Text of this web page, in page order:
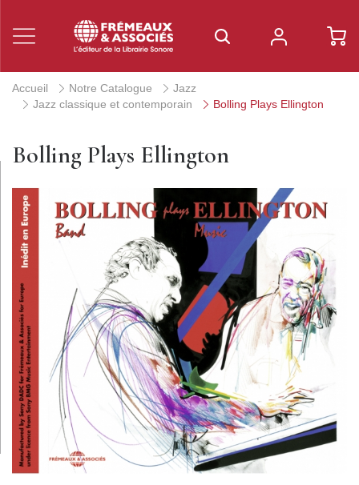
Accueil Notre Catalogue
Jazz
Jazz classique et contemporain
Bolling Plays Ellington
Bolling Plays Ellington